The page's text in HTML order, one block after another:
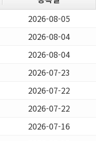
2026-08-05
2026-08-04
2026-08-04
2026-07-23
2026-07-22
2026-07-22
2026-07-16